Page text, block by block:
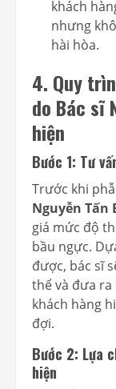
khách
nhưng
hài hòa.
4. Quy
do Bác sĩ
hiện
Bước 1: Tư
Trước khi
Nguyễn Tấn
giá mức độ
bầu ngực.
được, bác sĩ
thể và đưa
khách hàng
đợi.
Bước 2: Lựa
hiện